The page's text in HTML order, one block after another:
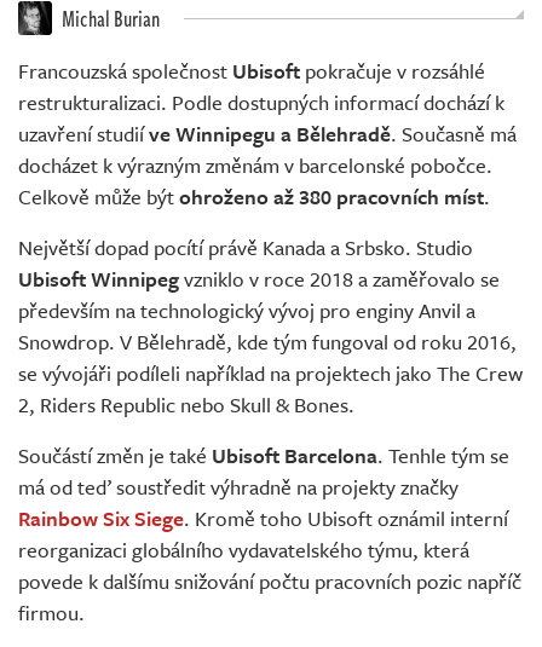
Živě Michal Burian
Francouzská společnost Ubisoft pokračuje v rozsáhlé
restrukturalizaci. Podle dostupných informací dochází k
uzavření studiíve Winnipegu a Bělehradě. Současně má
docházet k výrazným změnám v barcelonské pobočce.
Celkově může býtohroženo až 380 pracovních míst.
Největší dopad pocítí právě Kanada a Srbsko. Studio
Ubisoft Winnipegvzniklo v roce 2018 a zaměřovalo se
především na technologický vývoj pro enginy Anvil a
Snowdrop. V Bělehradě, kde tým fungoval od roku 2016,
se vývojáři podíleli například na projektech jako The Crew
2, Riders Republic nebo Skull & Bones.
Součástí změn je také Ubisoft Barcelona. Tenhle tým se
má od teď soustředit výhradně na projekty značky
Rainbow Six Siege. Kromě toho Ubisoft oznámil interní
reorganizaci globálního vydavatelského týmu, která
povede k dalšímu snižování počtu pracovních pozic napříč
firmou.